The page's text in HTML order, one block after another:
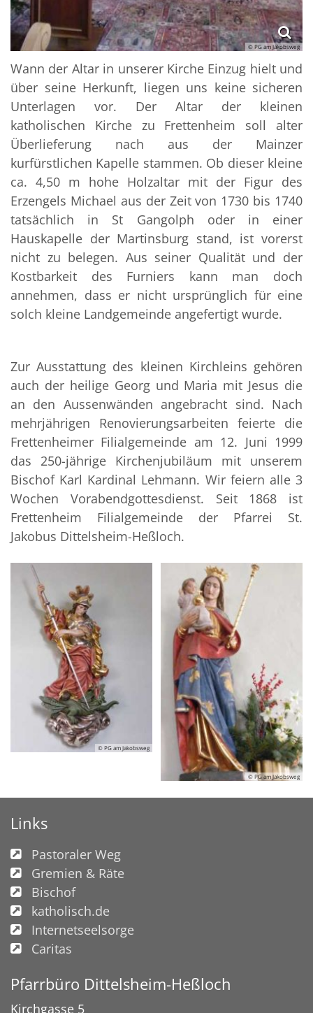
© PG am Jakobsweg
Wann der Altar in unserer Kirche Einzug hielt und
über seine Herkunft, liegen uns keine sicheren
Unterlagen vor. Der Altar der kleinen
katholischen Kirche zu Frettenheim soll alter
Überlieferung nach aus der Mainzer
kurfürstlichen Kapelle stammen. Ob dieser kleine
ca. 4,50 m hohe Holzaltar mit der Figur des
Erzengels Michael aus der Zeit von 1730 bis 1740
tatsächlich in St Gangolph oder in einer
Hauskapelle der Martinsburg stand, ist vorerst
nicht zu belegen. Aus seiner Qualität und der
Kostbarkeit des Furniers kann man doch
annehmen, dass er nicht ursprünglich für eine
solch kleine Landgemeinde angefertigt wurde.
Zur Ausstattung des kleinen Kirchleins gehören
auch der heilige Georg und Maria mit Jesus die
an den Aussenwänden angebracht sind. Nach
mehrjährigen Renovierungsarbeiten feierte die
Frettenheimer Filialgemeinde am 12. Juni 1999
das 250-jährige Kirchenjubiläum mit unserem
Bischof Karl Kardinal Lehmann. Wir feiern alle 3
Wochen Vorabendgottesdienst. Seit 1868 ist
Frettenheim Filialgemeinde der Pfarrei St.
Jakobus Dittelsheim-Heßloch.
© PG am Jakobsweg
© PG am Jakobsweg
Links
Pastoraler Weg
Gremien & Räte
Bischof
katholisch.de
Internetseelsorge
Caritas
Pfarrbüro Dittelsheim-Heßloch
Kirchgasse 5